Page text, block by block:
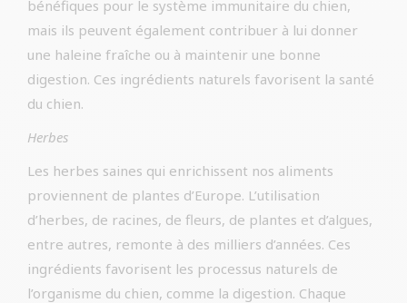
bénéfiques pour le système immunitaire du chien,
mais ils peuvent également contribuer à lui donner
une haleine fraîche ou à maintenir une bonne
digestion. Ces ingrédients naturels favorisent la santé
du chien.
Herbes
Les herbes saines qui enrichissent nos aliments
proviennent de plantes d’Europe. L’utilisation
d’herbes, de racines, de fleurs, de plantes et d’algues,
entre autres, remonte à des milliers d’années. Ces
ingrédients favorisent les processus naturels de
l’organisme du chien, comme la digestion. Chaque